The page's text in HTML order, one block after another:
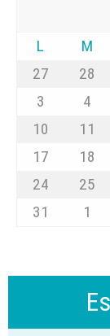
L M
27
28
3
4
10
11
17
18
24
25
31
1